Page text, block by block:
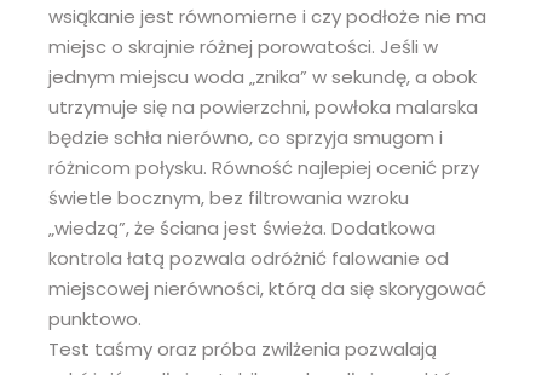
wsiąkanie jest równomierne i czy podłoże nie ma
miejsc o skrajnie różnej porowatości. Jeśli w
jednym miejscu woda „znika” w sekundę, a obok
utrzymuje się na powierzchni, powłoka malarska
będzie schła nierówno, co sprzyja smugom i
różnicom połysku. Równość najlepiej ocenić przy
świetle bocznym, bez filtrowania wzroku
„wiedzą”, że ściana jest świeża. Dodatkowa
kontrola łatą pozwala odróżnić falowanie od
miejscowej nierówności, którą da się skorygować
punktowo.
Test taśmy oraz próba zwilżenia pozwalają